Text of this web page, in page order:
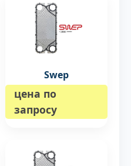
Swep
цена по
запросу